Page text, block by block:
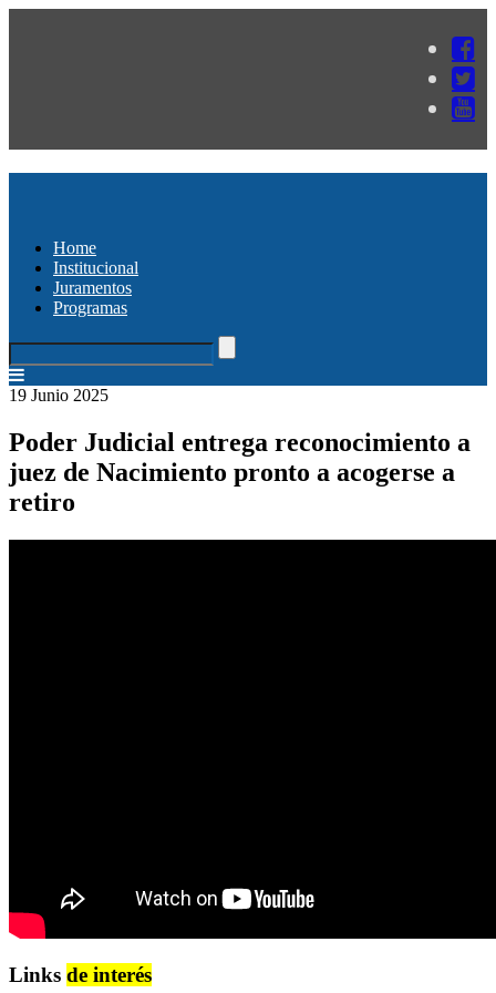
Home
Institucional
Juramentos
Programas
19 Junio 2025
Poder Judicial entrega reconocimiento a
juez de Nacimiento pronto a acogerse a
retiro
Links de interés